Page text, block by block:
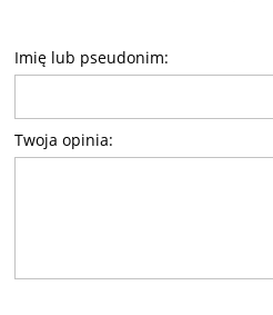
Imię lub pseudonim:
Twoja opinia: